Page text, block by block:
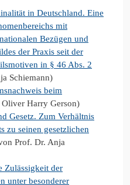
in Deutschland. Eine
mit
Bezügen und
der Praxis seit der
in § 46 Abs. 2
Schiemann)
beim
Harry Gerson)
Gesetz. Zum Verhältnis
zu seinen gesetzlichen
Prof. Dr. Anja
Zulässigkeit der
unter besonderer